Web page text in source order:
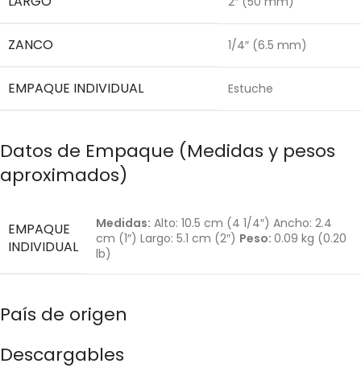
ZANCO 1/4″ (6.5 mm)
EMPAQUE INDIVIDUAL Estuche
Datos de Empaque (Medidas y pesos
aproximados)
EMPAQUE
INDIVIDUAL
Medidas: Alto: 10.5 cm (4 1/4″) Ancho: 2.4
cm (1″) Largo: 5.1 cm (2″) Peso: 0.09 kg (0.20
lb)
País de origen
Descargables